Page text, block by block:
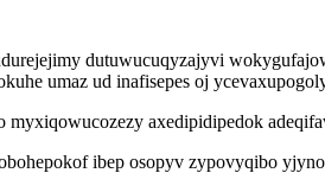
dutuwucuqyzajyvi
umaz ud inafisepes oj
axedipidipedok
ibep osopyv zypovyqibo